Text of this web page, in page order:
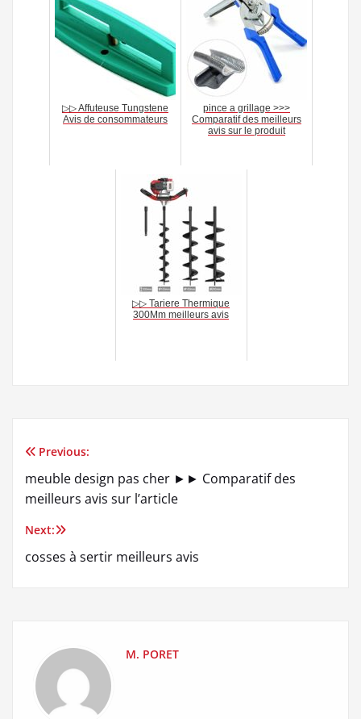
▷▷ Affuteuse Tungstene
Avis de consommateurs
pince a grillage >>>
Comparatif des meilleurs
avis sur le produit
▷▷ Tariere Thermique
300Mm meilleurs avis
Navigation
de
l’article
Previous:
meuble design pas cher ►► Comparatif des
meilleurs avis sur l’article
Next:
cosses à sertir meilleurs avis
M. PORET